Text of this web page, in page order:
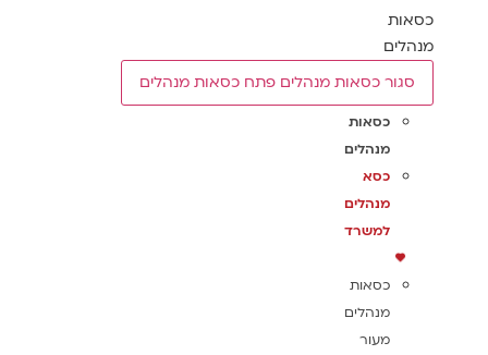
כסאות
מנהלים
סגור כסאות מנהלים פתח כסאות מנהלים
כסאות
מנהלים
כסא
מנהלים
למשרד
כסאות
מנהלים
מעור